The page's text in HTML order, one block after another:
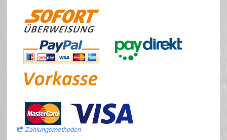
Zahlungsmethoden